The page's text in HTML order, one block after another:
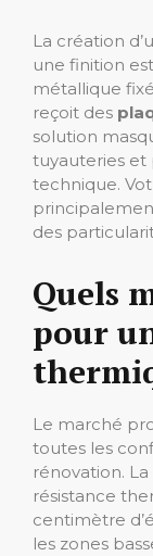
La création
une finition
métallique
reçoit des
solution
tuyauteries et
technique.
des
Quels
pour
Le marché
toutes les
rénovation. La
résistance
centimètre
les zones